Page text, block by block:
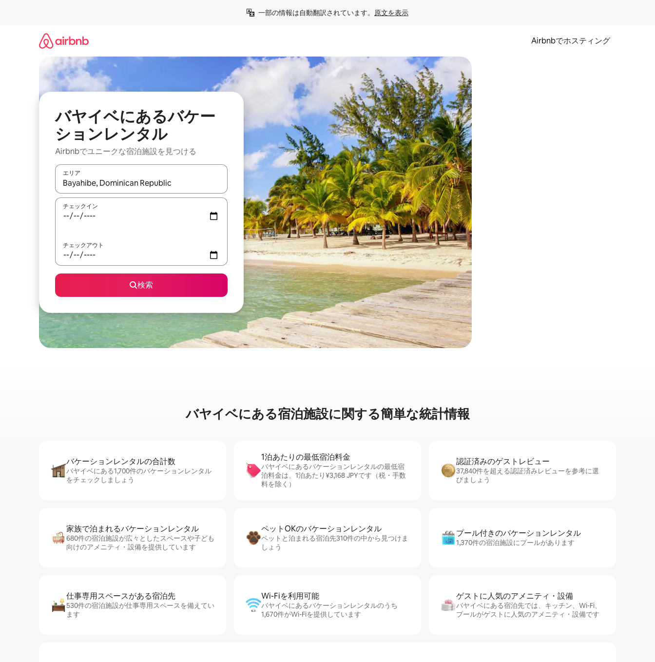
一部の情報は自動翻訳されています。 原文を表示
Airbnbでホスティング
バヤイベにあるバケー
ションレンタル
Airbnbでユニークな宿泊施設を見つける
エリア
検索結果が表示されたら、上下の矢印キーを使って移動するか、画面をタッチまたはスワイプして検索結果を確認することができます。
チェックイン
チェックアウト
検索
バヤイベに⁠あ⁠る宿⁠泊⁠施⁠設⁠に関⁠す⁠る簡⁠単⁠な統⁠計⁠情⁠報
バケーションレ⁠ン⁠タ⁠ル⁠の合⁠計⁠数
バヤイベにある1,700件のバケーションレンタル
をチェックしましょう
1泊あたりの最⁠低⁠宿⁠泊⁠料⁠金
バヤイベにあるバケーションレンタルの最低宿
泊料金は、1泊あたり¥3,168 JPYです（税・手数
料を除く）
認証済みのゲ⁠ス⁠ト⁠レ⁠ビ⁠ュ⁠ー
37,840件を超える認証済みレビューを参考に選
びましょう
家族で泊まれるバ⁠ケ⁠ー⁠シ⁠ョ⁠ンレ⁠ン⁠タ⁠ル
680件の宿泊施設が広々としたスペースや子ども
向けのアメニティ・設備を提供しています
ペットOKのバ⁠ケ⁠ー⁠シ⁠ョ⁠ンレ⁠ン⁠タ⁠ル
ペットと泊まれる宿泊先310件の中から見つけま
しょう
プール付きのバ⁠ケ⁠ー⁠シ⁠ョ⁠ンレ⁠ン⁠タ⁠ル
1,370件の宿泊施設にプールがあります
仕事専用ス⁠ペ⁠ー⁠スがあ⁠る宿⁠泊⁠先
530件の宿泊施設が仕事専用スペースを備えてい
ます
Wi-Fiを利⁠用⁠可⁠能
バヤイベにあるバケーションレンタルのうち
1,670件がWi-Fiを提供しています
ゲストに人⁠気⁠のア⁠メ⁠ニ⁠テ⁠ィ・設⁠備
バヤイベにある宿泊先では、キッチン、Wi-Fi、
プールがゲストに人気のアメニティ・設備です